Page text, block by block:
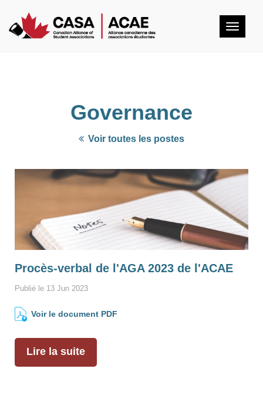
Governance
Voir toutes les postes
Procès-verbal de l'AGA 2023 de l'ACAE
Publié le 13 Jun 2023
Voir le document PDF
Lire la suite